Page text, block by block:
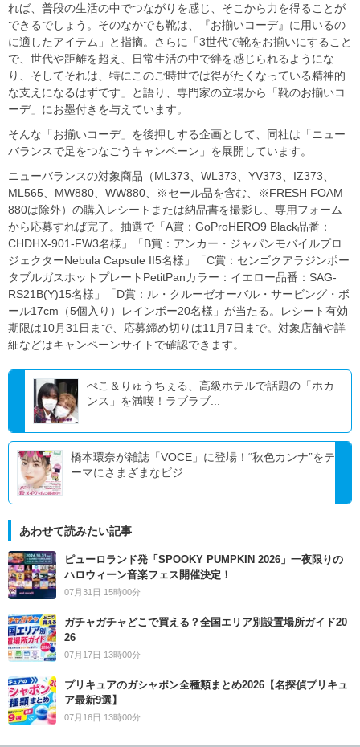
れば、普段の生活の中でつながりを感じ、そこから力を得ることが
できるでしょう。そのなかでも靴は、『お揃いコーデ』に用いるの
に適したアイテム」と指摘。さらに「3世代で靴をお揃いにすること
で、世代や距離を超え、日常生活の中で絆を感じられるようにな
り、そしてそれは、特にこのご時世では得がたくなっている精神的
な支えになるはずです」と語り、専門家の立場から「靴のお揃いコ
ーデ」にお墨付きを与えています。
そんな「お揃いコーデ」を後押しする企画として、同社は「ニュー
バランスで足をつなごうキャンペーン」を展開しています。
ニューバランスの対象商品（ML373、WL373、YV373、IZ373、
ML565、MW880、WW880、※セール品を含む、※FRESH FOAM
880は除外）の購入レシートまたは納品書を撮影し、専用フォーム
から応募すれば完了。抽選で「A賞：GoProHERO9 Black品番：
CHDHX-901-FW3名様」「B賞：アンカー・ジャパンモバイルプロ
ジェクターNebula Capsule II5名様」「C賞：センゴクアラジンポー
タブルガスホットプレートPetitPanカラー：イエロー品番：SAG-
RS21B(Y)15名様」「D賞：ル・クルーゼオーバル・サービング・ボ
ール17cm（5個入り）レインボー20名様」が当たる。レシート有効
期限は10月31日まで、応募締め切りは11月7日まで。対象店舗や詳
細などはキャンペーンサイトで確認できます。
ぺこ＆りゅうちぇる、高級ホテルで話題の「ホカ
ンス」を満喫！ラブラブ...
橋本環奈が雑誌「VOCE」に登場！“秋色カンナ”をテ
ーマにさまざまなビジ...
あわせて読みたい記事
ピューロランド発「SPOOKY PUMPKIN 2026」一夜限りの
ハロウィーン音楽フェス開催決定！
07月31日 15時00分
ガチャガチャどこで買える？全国エリア別設置場所ガイド20
26
07月17日 13時00分
プリキュアのガシャポン全種類まとめ2026【名探偵プリキュ
ア最新9選】
07月16日 13時00分